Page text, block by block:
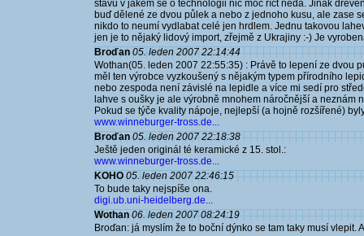
stavu v jakém se o technologii nic moc říct nedá. Jinak
buď dělené ze dvou půlek a nebo z jednoho kusu, ale zase
nikdo to neumí vydlabat celé jen hrdlem. Jednu takovou
jen je to nějaký lidový import, zřejmě z Ukrajiny :-) Je
Broďan 05. leden 2007 22:14:44
Wothan(05. leden 2007 22:55:35) : Právě to lepení ze dvou
měl ten výrobce vyzkoušený s nějakým typem přírodního
nebo zespoda není závislé na lepidle a více mi sedí pro
lahve s oušky je ale výrobně mnohem náročnější a neznám
Pokud se týče kvality nápoje, nejlepší (a hojně rozšířené)
www.winneburger-tross.de...
Broďan 05. leden 2007 22:18:38
Ještě jeden originál té keramické z 15. stol.:
www.winneburger-tross.de...
KOHO 05. leden 2007 22:46:15
To bude taky nejspíše ona.
digi.ub.uni-heidelberg.de...
Wothan 06. leden 2007 08:24:19
Broďan: já myslím že to boční dýnko se tam taky musí vlepit.